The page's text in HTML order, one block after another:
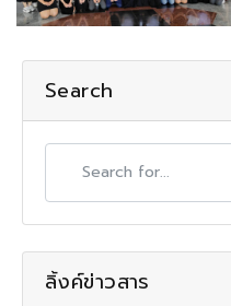
Search
ลิ้งค์ข่าวสาร